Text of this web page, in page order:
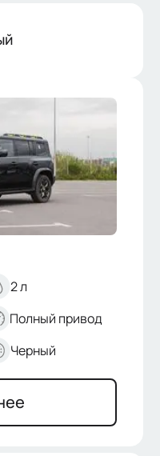
С ПРОБЕГОМ
до
2 л
Полный привод
Черный